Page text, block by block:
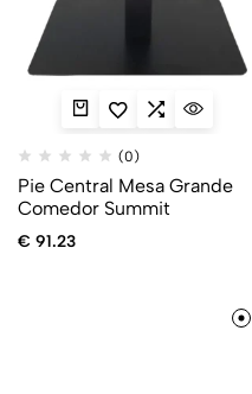
(0)
Pie Central Mesa Grande
Comedor Summit
€ 91.23